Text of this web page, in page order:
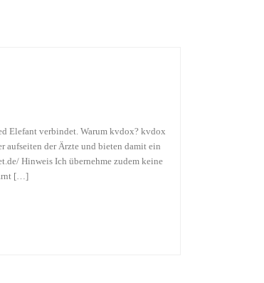
Elefant verbindet. Warum kvdox? kvdox
aufseiten der Ärzte und bieten damit ein
Hinweis Ich übernehme zudem keine
[…]